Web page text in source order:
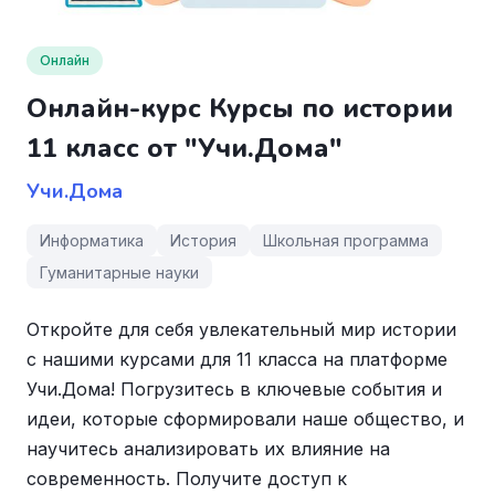
Онлайн
Онлайн-курс Курсы по истории
11 класс от "Учи.Дома"
Учи.Дома
Информатика История
Школьная программа
Гуманитарные науки
Откройте для себя увлекательный мир истории
с нашими курсами для 11 класса на платформе
Учи.Дома! Погрузитесь в ключевые события и
идеи, которые сформировали наше общество, и
научитесь анализировать их влияние на
современность. Получите доступ к